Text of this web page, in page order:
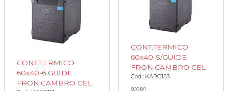
CONT.TERMICO
60x40-6 GUIDE
FRON.CAMBRO CEL
CONT.TERMICO
60x40-S/GUIDE
FRON.CAMBRO CEL
Cod.: KARC153
scopri